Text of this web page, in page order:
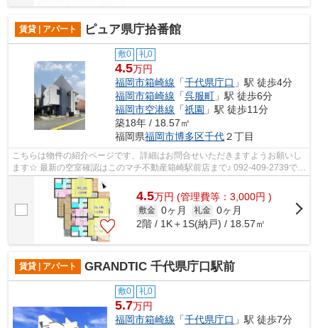
賃貸 | アパート ピュア県庁拾番館
敷0 礼0
4.5万円
福岡市箱崎線 「千代県庁口 」駅 徒歩4分
福岡市箱崎線 「呉服町 」駅 徒歩6分
福岡市空港線 「祇園 」駅 徒歩11分
築18年 / 18.57㎡
福岡県福岡市博多区千代２丁目
こちらは物件の紹介ページです、詳細はお問合せいただきますようお願いし
ます☆ 最新の空室確認はこのマチ不動産箱崎駅前店まで♪ 092-409-2739で
す！迅速に対応致します！！！！！♪
4.5万円 (管理費等：3,000円 )
敷金 0ヶ月 礼金 0ヶ月
2階 / 1K＋1S(納戸) / 18.57㎡
賃貸 | アパート GRANDTIC 千代県庁口駅前
敷0 礼0
5.7万円
福岡市箱崎線 「千代県庁口 」駅 徒歩7分